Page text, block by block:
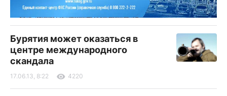
Бурятия может оказаться в
центре международного
скандала
17.06.13, 8:22 4220